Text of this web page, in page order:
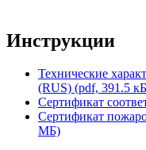
Инструкции
Технические
(RUS) (pdf, 391.5
Сертификат
Сертификат
МБ)